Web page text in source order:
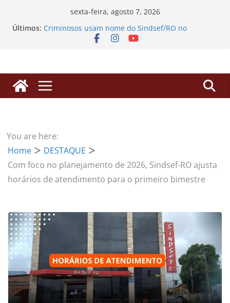
sexta-feira, agosto 7, 2026
Últimos:
SINDSEF/RO Convoca Servidores e Herdeiros para
Atualização sobre Ações Judiciais do Anuênio e
3,17% da FUNAI
SINDSEF/RO vai ao TCU em Brasília para derrubar
“pedágio” da Dedicação Exclusiva e destravar
aposentadorias de professores transpostos
herdeiros de servidores falecidos para liberação
de valores
You are here:
Home
DESTAQUE
Com foco no planejamento de 2026, Sindsef-RO ajusta
horários de atendimento para o primeiro bimestre